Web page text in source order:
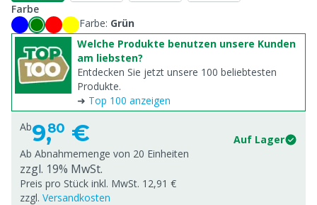
Farbe
Farbe: Grün
Welche Produkte benutzen unsere Kunden
am liebsten?
Entdecken Sie jetzt unsere 100 beliebtesten
Produkte.
➜ Top 100 anzeigen
Ab9,80 €
Auf Lager
Ab Abnahmemenge von 20 Einheiten
zzgl. 19% MwSt.
Preis pro Stück inkl. MwSt. 12,91 €
zzgl. Versandkosten